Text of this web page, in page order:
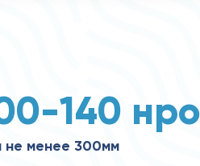
140 нро
не менее 300мм